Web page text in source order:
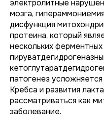
электролитные
мозга,
дисфункция
протеина, который
нескольких
патогенез
Кребса и развития
рассматриваться как
заболевание.